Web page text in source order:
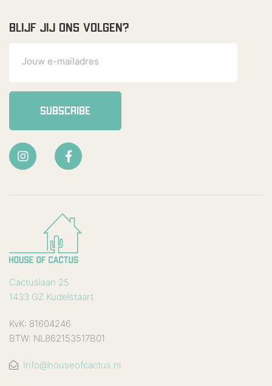
BLIJF JIJ ONS VOLGEN?
SUBSCRIBE
Cactuslaan 25
1433 GZ Kudelstaart
KvK: 81604246
BTW: NL862153517B01
Info@houseofcactus.nl